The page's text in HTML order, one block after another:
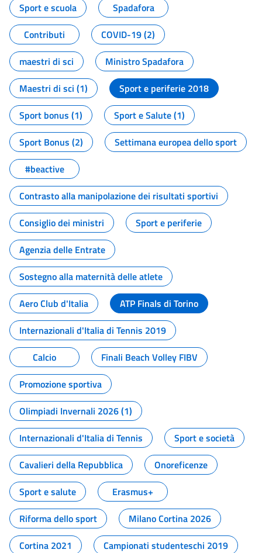
Sport e scuola
Spadafora
Contributi
COVID-19 (2)
maestri di sci
Ministro Spadafora
Maestri di sci (1)
Sport e periferie 2018
Sport bonus (1)
Sport e Salute (1)
Sport Bonus (2)
Settimana europea dello sport
#beactive
Contrasto alla manipolazione dei risultati sportivi
Consiglio dei ministri
Sport e periferie
Agenzia delle Entrate
Sostegno alla maternità delle atlete
Aero Club d'Italia
ATP Finals di Torino
Internazionali d'Italia di Tennis 2019
Calcio
Finali Beach Volley FIBV
Promozione sportiva
Olimpiadi Invernali 2026 (1)
Internazionali d'Italia di Tennis
Sport e società
Cavalieri della Repubblica
Onoreficenze
Sport e salute
Erasmus+
Riforma dello sport
Milano Cortina 2026
Cortina 2021
Campionati studenteschi 2019